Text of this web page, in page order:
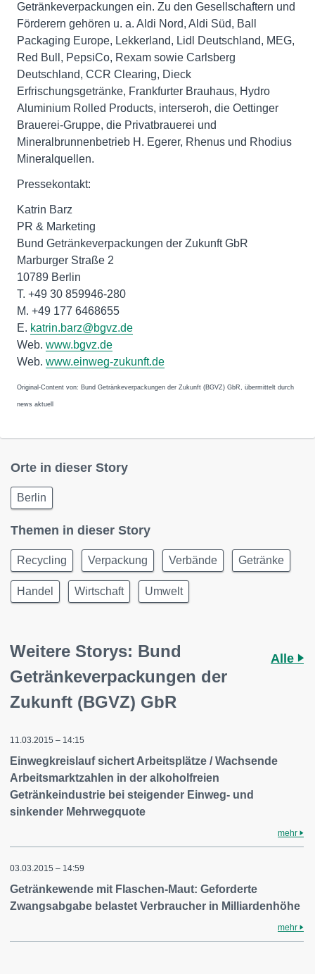
Getränkeverpackungen ein. Zu den Gesellschaftern und
Förderern gehören u. a. Aldi Nord, Aldi Süd, Ball
Packaging Europe, Lekkerland, Lidl Deutschland, MEG,
Red Bull, PepsiCo, Rexam sowie Carlsberg
Deutschland, CCR Clearing, Dieck
Erfrischungsgetränke, Frankfurter Brauhaus, Hydro
Aluminium Rolled Products, interseroh, die Oettinger
Brauerei-Gruppe, die Privatbrauerei und
Mineralbrunnenbetrieb H. Egerer, Rhenus und Rhodius
Mineralquellen.
Pressekontakt:
Katrin Barz
PR & Marketing
Bund Getränkeverpackungen der Zukunft GbR
Marburger Straße 2
10789 Berlin
T. +49 30 859946-280
M. +49 177 6468655
E. katrin.barz@bgvz.de
Web. www.bgvz.de
Web. www.einweg-zukunft.de
Original-Content von: Bund Getränkeverpackungen der Zukunft (BGVZ) GbR, übermittelt durch
news aktuell
Orte in dieser Story
Berlin
Themen in dieser Story
Recycling Verpackung Verbände Getränke
Handel Wirtschaft Umwelt
Weitere Storys: Bund
Getränkeverpackungen der
Zukunft (BGVZ) GbR
Alle
11.03.2015 – 14:15
Einwegkreislauf sichert Arbeitsplätze / Wachsende
Arbeitsmarktzahlen in der alkoholfreien
Getränkeindustrie bei steigender Einweg- und
sinkender Mehrwegquote
mehr
03.03.2015 – 14:59
Getränkewende mit Flaschen-Maut: Geforderte
Zwangsabgabe belastet Verbraucher in Milliardenhöhe
mehr